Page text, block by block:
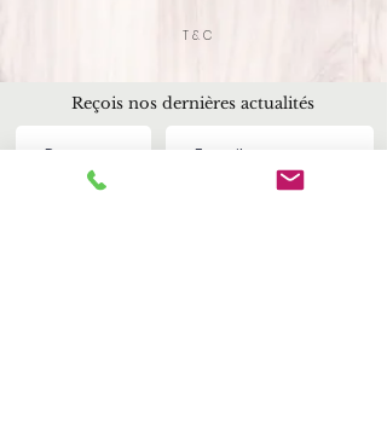
T & C
Reçois nos dernières actualités